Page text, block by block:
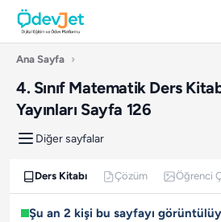
Ana Sayfa ›
4. Sınıf Matematik Ders
Yayınları Sayfa 126
Diğer sayfalar
Ders Kitabı Çözüm Öğrenci
Şu an 2 kişi bu sayfayı